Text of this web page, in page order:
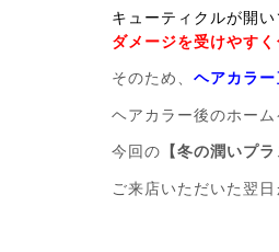
キューティクルが開
ダメージを受けやす
そのため、ヘアカラ
ヘアカラー後のホーム
今回の 【冬の潤いプ
ご来店いただいた翌